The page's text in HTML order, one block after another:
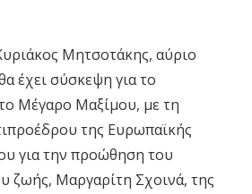
Μητσοτάκης, αύριο
έχει σύσκεψη για το
Μέγαρο Μαξίμου, με τη
της Ευρωπαϊκής
για την προώθηση του
ζωής, Μαργαρίτη Σχοινά, της